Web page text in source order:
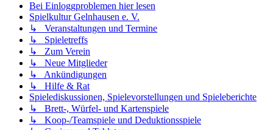
Bei Einloggproblemen hier lesen
Spielkultur Gelnhausen e. V.
↳ Veranstaltungen und Termine
↳ Spieletreffs
↳ Zum Verein
↳ Neue Mitglieder
↳ Ankündigungen
↳ Hilfe & Rat
Spielediskussionen, Spielevorstellungen und Spieleberichte
↳ Brett-, Würfel- und Kartenspiele
↳ Koop-/Teamspiele und Deduktionsspiele